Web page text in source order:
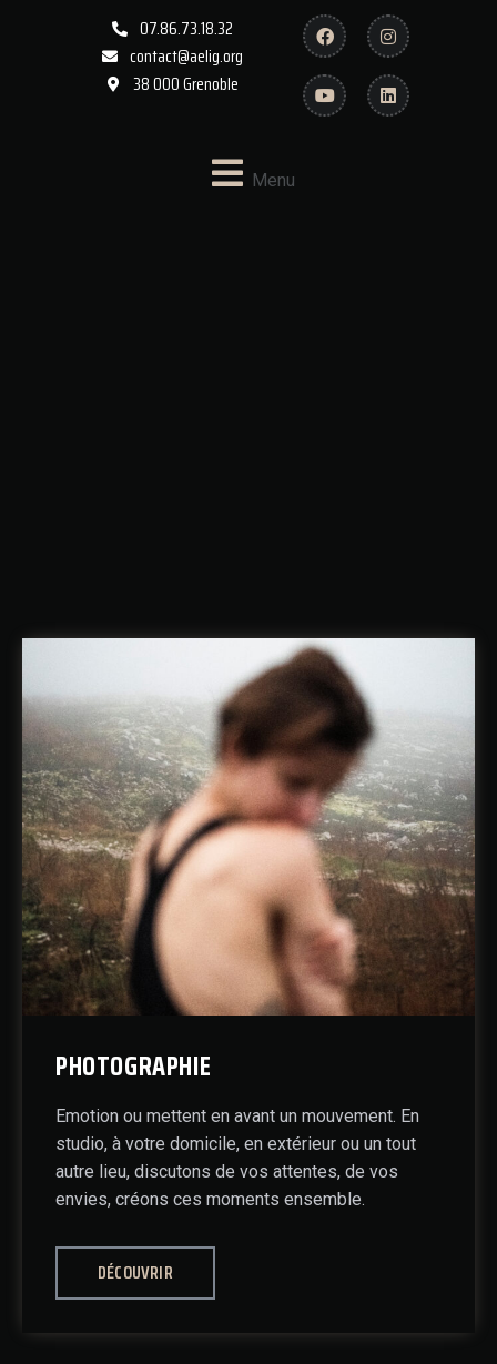
07.86.73.18.32
contact@aelig.org
38 000 Grenoble
Menu
PHOTOGRAPHIE
Emotion ou mettent en avant un mouvement. En
studio, à votre domicile, en extérieur ou un tout
autre lieu, discutons de vos attentes, de vos
envies, créons ces moments ensemble.
DÉCOUVRIR